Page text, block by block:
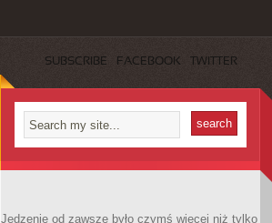
SUBSCRIBE FACEBOOK TWITTER
Jedzenie od zawsze było czymś więcej niż tylko